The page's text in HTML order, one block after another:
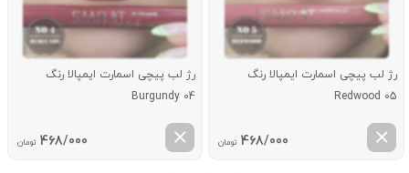
رژ لب پیچی اسمارت ایمپالا رنگ
Redwood 05
468/000 تومان
رژ لب پیچی اسمارت ایمپالا رنگ
Burgundy 04
468/000 تومان